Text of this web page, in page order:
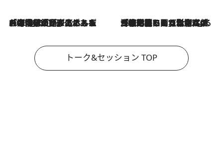
2026.8.3
「今後値上げがあるとすれば…」「リスクがあるのは今年の冬」エネルギー専門家が語る、ホルムズ海峡封鎖が家庭にもたらす“ある心配” 2026.8.3
「住宅建てられない…」「サーチャージ料の高値が続いている」ホルムズ海峡封鎖による影響はいつまで続く？《エネルギー専門家に聞く“どうなる日本の暮らし”》
トーク&セッション TOP